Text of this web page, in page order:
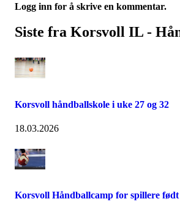
Logg inn for å skrive en kommentar.
Siste fra Korsvoll IL -
Korsvoll håndballskole i uke 27 og 32
18.03.2026
Korsvoll Håndballcamp for spillere født